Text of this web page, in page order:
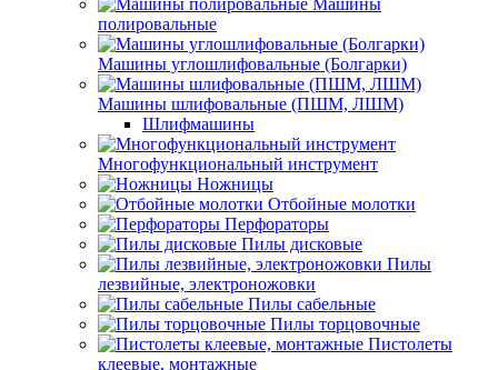
Машины
полировальные
Машины углошлифовальные (Болгарки)
Машины шлифовальные (ПШМ, ЛШМ)
Шлифмашины
Многофункциональный инструмент
Ножницы
Отбойные молотки
Перфораторы
Пилы дисковые
Пилы
лезвийные, электроножовки
Пилы сабельные
Пилы торцовочные
Пистолеты
клеевые, монтажные